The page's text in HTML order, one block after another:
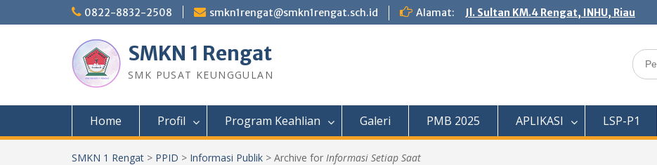
to
0822-8832-2508 smkn1rengat@smkn1rengat.sch.id Alamat: Jl. Sultan KM.4 Rengat, INHU, Riau
SMKN 1 Rengat
SMK PUSAT KEUNGGULAN
Search
for:
Home Profil Program Keahlian Galeri PMB 2025 APLIKASI LSP-P1
SMKN 1 Rengat > PPID > Informasi Publik > Archive for Informasi Setiap Saat